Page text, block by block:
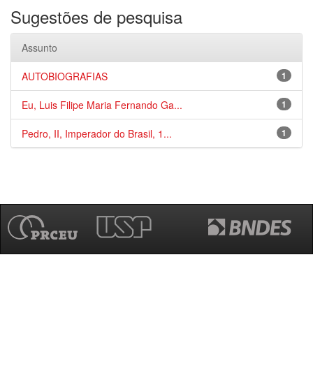
Sugestões de pesquisa
Assunto
1
AUTOBIOGRAFIAS
1
Eu, Luis Filipe Maria Fernando Ga...
1
Pedro, II, Imperador do Brasil, 1...